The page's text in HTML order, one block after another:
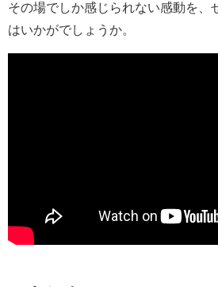
その場でしか感じられない感動を、
はいかがでしょうか。